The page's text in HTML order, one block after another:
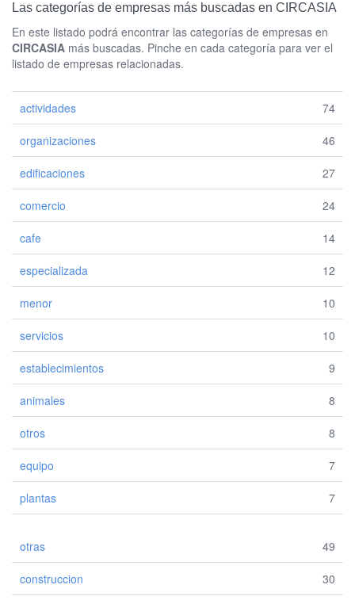
Las categorías de empresas más buscadas en CIRCASIA
En este listado podrá encontrar las categorías de empresas en
CIRCASIA más buscadas. Pinche en cada categoría para ver el
listado de empresas relacionadas.
actividades 74
organizaciones 46
edificaciones 27
comercio 24
cafe 14
especializada 12
menor 10
servicios 10
establecimientos 9
animales 8
otros 8
equipo 7
plantas 7
otras 49
construccion 30